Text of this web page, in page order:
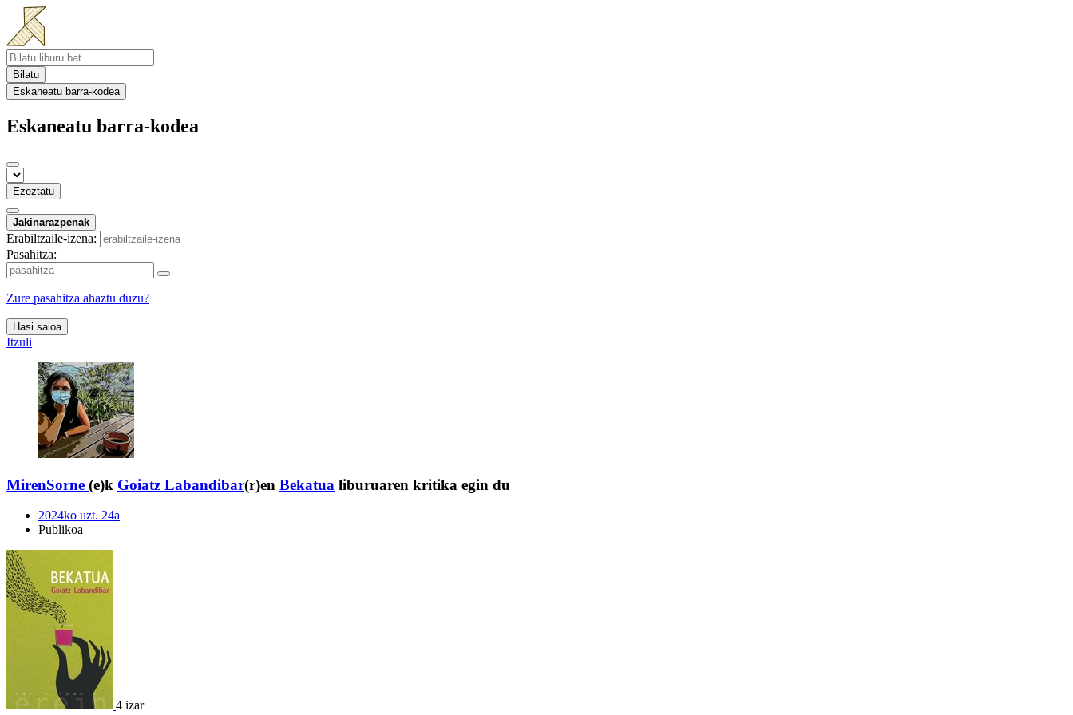
Bilatu
Eskaneatu barra-kodea
Eskaneatu barra-kodea
Ezeztatu
Jakinarazpenak
Erabiltzaile-izena:
Pasahitza:
Zure pasahitza ahaztu duzu?
Hasi saioa
Itzuli
MirenSorne (e)k Goiatz Labandibar(r)en Bekatua liburuaren kritika egin du
2024ko uzt. 24a
Publikoa
4 izar